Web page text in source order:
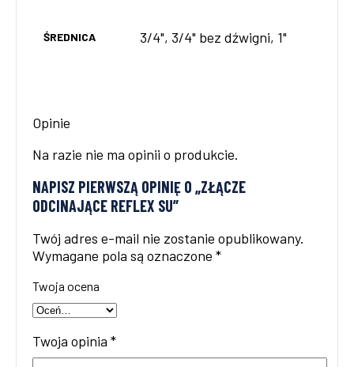
ŚREDNICA 3/4", 3/4" bez dźwigni, 1"
Opinie
Na razie nie ma opinii o produkcie.
NAPISZ PIERWSZĄ OPINIĘ O „ZŁĄCZE
ODCINAJĄCE REFLEX SU”
Twój adres e-mail nie zostanie opublikowany.
Wymagane pola są oznaczone *
Twoja ocena
Twoja opinia *